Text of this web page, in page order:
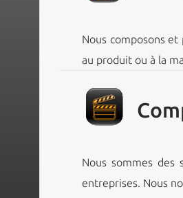
Nous composons
au produit ou à la
Nous sommes des
entreprises. Nous